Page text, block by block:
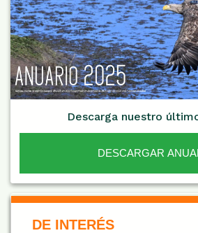
Descarga nuestro
DESCARGAR
De Interés NARANJA
DE INTERÉS